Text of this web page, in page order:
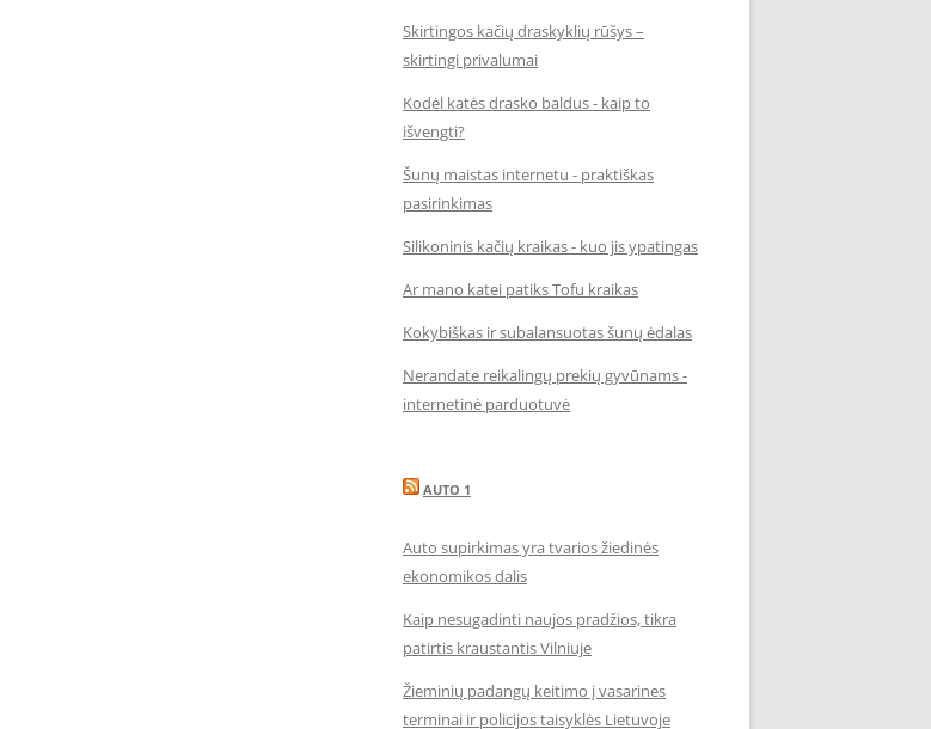
Skirtingos kačių draskyklių rūšys –
skirtingi privalumai
Kodėl katės drasko baldus - kaip to
išvengti?
Šunų maistas internetu - praktiškas
pasirinkimas
Silikoninis kačių kraikas - kuo jis ypatingas
Ar mano katei patiks Tofu kraikas
Kokybiškas ir subalansuotas šunų ėdalas
Nerandate reikalingų prekių gyvūnams -
internetinė parduotuvė
AUTO 1
Auto supirkimas yra tvarios žiedinės
ekonomikos dalis
Kaip nesugadinti naujos pradžios, tikra
patirtis kraustantis Vilniuje
Žieminių padangų keitimo į vasarines
terminai ir policijos taisyklės Lietuvoje